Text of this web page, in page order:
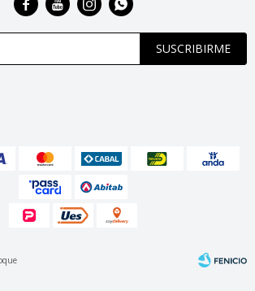
SUSCRIBIRME
   